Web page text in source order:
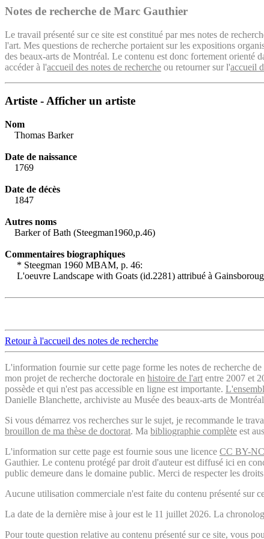
Notes de recherche de Marc Gauthier
Le travail présenté sur ce site est constitué par mes notes de
l'art. Mes questions de recherche portaient sur les expositions
des beaux-arts de Montréal. Le contenu est donc fortement orienté
accéder à l'accueil des notes de recherche ou retourner sur l'accueil
Artiste - Afficher un artiste
Nom
Thomas Barker
Date de naissance
1769
Date de décès
1847
Autres noms
Barker of Bath (Steegman1960,p.46)
Commentaires biographiques
* Steegman 1960 MBAM, p. 46:
L'oeuvre Landscape with Goats (id.2281) attribué à
Retour à l'accueil des notes de recherche
L'information fournie sur cette page forme les notes de recherche
mon projet de recherche doctorale en histoire de l'art entre 2007 et
possède et qui n'est pas accessible en ligne est importante.
Danielle Blanchette, archiviste au Musée des beaux-arts de
Si vous démarrez vos recherches sur le sujet, je recommande le
brouillon de ma thèse de doctorat. Ma bibliographie complète est
L'information sur cette page est fournie sous une licence CC BY-
Gauthier. Le contenu protégé par droit d'auteur est diffusé ici en
public demeure dans le domaine public. Merci de respecter les
Aucune utilisation commerciale n'est faite du contenu présenté sur
La date de la dernière mise à jour est le 11 juillet 2026. La
Pour toute question relative au contenu présenté sur ce site, vous